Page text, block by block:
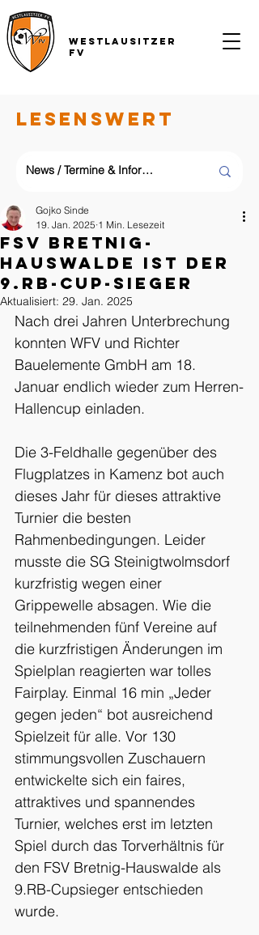
Westlausitzer
FV
LESENSWERT
FSV Bretnig-
Hauswalde ist der
9.RB-Cup-Sieger
Gojko Sinde
19. Jan. 2025 1 Min. Lesezeit
Aktualisiert: 29. Jan. 2025
Nach drei Jahren Unterbrechung
konnten WFV und Richter
Bauelemente GmbH am 18.
Januar endlich wieder zum Herren-
Hallencup einladen.
Die 3-Feldhalle gegenüber des
Flugplatzes in Kamenz bot auch
dieses Jahr für dieses attraktive
Turnier die besten
Rahmenbedingungen. Leider
musste die SG Steinigtwolmsdorf
kurzfristig wegen einer
Grippewelle absagen. Wie die
teilnehmenden fünf Vereine auf
die kurzfristigen Änderungen im
Spielplan reagierten war tolles
Fairplay. Einmal 16 min „Jeder
gegen jeden“ bot ausreichend
Spielzeit für alle. Vor 130
stimmungsvollen Zuschauern
entwickelte sich ein faires,
attraktives und spannendes
Turnier, welches erst im letzten
Spiel durch das Torverhältnis für
den FSV Bretnig-Hauswalde als
9.RB-Cupsieger entschieden
wurde.